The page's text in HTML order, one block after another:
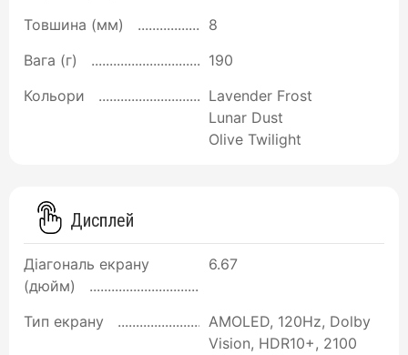
Товшина (мм)
8
Вага (г)
190
Кольори
Lavender Frost
Lunar Dust
Olive Twilight
Дисплей
Діагональ екрану
(дюйм)
6.67
Тип екрану
AMOLED, 120Hz, Dolby
Vision, HDR10+, 2100